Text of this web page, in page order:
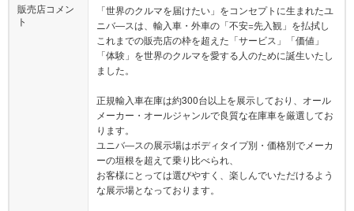
販売店コメン
ト
「世界のクルマを届けたい」をコンセプトに生まれたユ
ニバ―スは、輸入車・外車の「不安=先入観」を払拭し
これまでの販売店の枠を超えた「サービス」「価値」
「体験」を世界のクルマを愛する人のために誕生いたし
ました。
正規輸入車在庫は約300台以上を展示しており、オール
メーカー・オールジャンルで良質な在庫車を厳選してお
ります。
ユニバ―スの展示場はボディタイプ別・価格別でメーカ
ーの垣根を超えて乗り比べられ、
お客様にとっては選びやすく、楽しんでいただけるよう
な展示場となっております。